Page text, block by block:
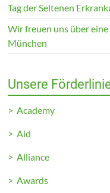
Tag der Seltenen
Wir freuen uns über
München
Unsere
> Academy
> Aid
> Alliance
> Awards